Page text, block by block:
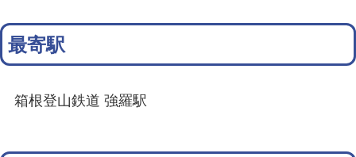
最寄駅
箱根登山鉄道 強羅駅